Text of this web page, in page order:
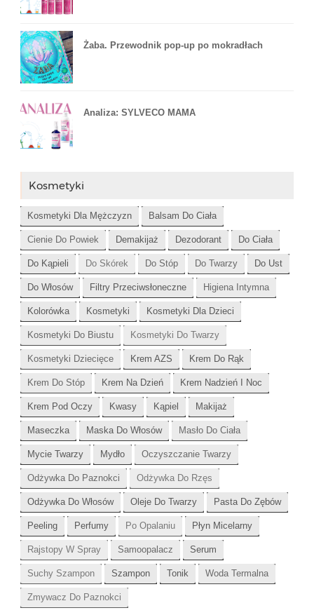
Żaba. Przewodnik pop-up po mokradłach
Analiza: SYLVECO MAMA
Kosmetyki
Kosmetyki Dla Mężczyzn Balsam Do Ciała
Cienie Do Powiek Demakijaż Dezodorant Do Ciała
Do Kąpieli Do Skórek Do Stóp Do Twarzy Do Ust
Do Włosów Filtry Przeciwsłoneczne Higiena Intymna
Kolorówka Kosmetyki Kosmetyki Dla Dzieci
Kosmetyki Do Biustu Kosmetyki Do Twarzy
Kosmetyki Dziecięce Krem AZS Krem Do Rąk
Krem Do Stóp Krem Na Dzień Krem Nadzień I Noc
Krem Pod Oczy Kwasy Kąpiel Makijaż
Maseczka Maska Do Włosów Masło Do Ciała
Mycie Twarzy Mydło Oczyszczanie Twarzy
Odżywka Do Paznokci Odżywka Do Rzęs
Odżywka Do Włosów Oleje Do Twarzy Pasta Do Zębów
Peeling Perfumy Po Opalaniu Płyn Micelarny
Rajstopy W Spray Samoopalacz Serum
Suchy Szampon Szampon Tonik Woda Termalna
Zmywacz Do Paznokci